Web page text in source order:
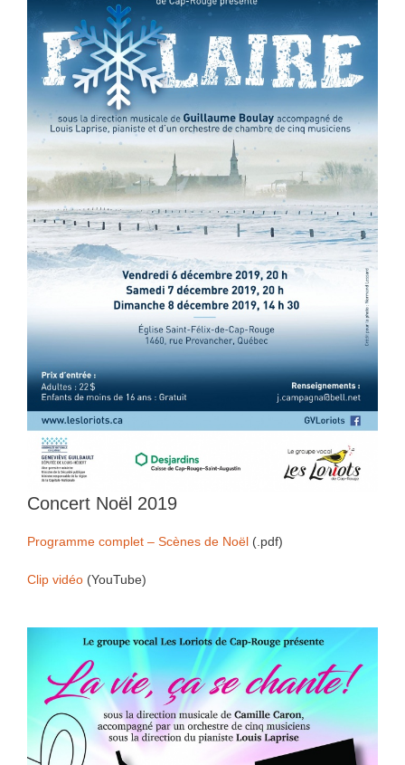
Concert Noël 2019
Programme complet – Scènes de Noël (.pdf)
Clip vidéo (YouTube)